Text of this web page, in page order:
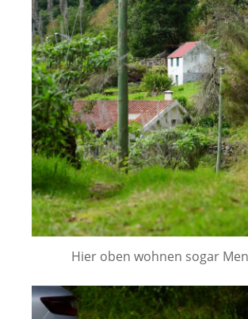
Hier oben wohnen sogar